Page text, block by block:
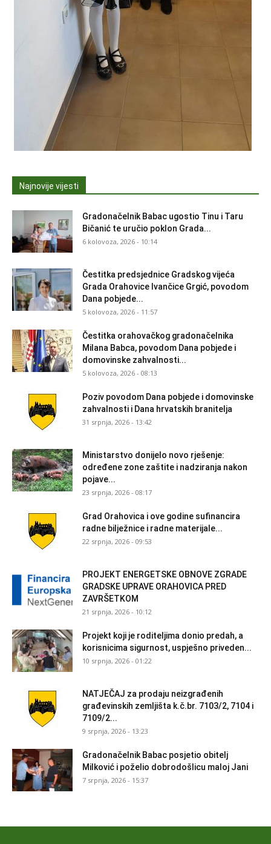
Najnovije vijesti
Gradonačelnik Babac ugostio Tinu i Taru
Bičanić te uručio poklon Grada...
6 kolovoza, 2026 - 10:14
Čestitka predsjednice Gradskog vijeća
Grada Orahovice Ivančice Grgić, povodom
Dana pobjede...
5 kolovoza, 2026 - 11:57
Čestitka orahovačkog gradonačelnika
Milana Babca, povodom Dana pobjede i
domovinske zahvalnosti...
5 kolovoza, 2026 - 08:13
Poziv povodom Dana pobjede i domovinske
zahvalnosti i Dana hrvatskih branitelja
31 srpnja, 2026 - 13:42
Ministarstvo donijelo novo rješenje:
određene zone zaštite i nadziranja nakon
pojave...
23 srpnja, 2026 - 08:17
Grad Orahovica i ove godine sufinancira
radne bilježnice i radne materijale...
22 srpnja, 2026 - 09:53
PROJEKT ENERGETSKE OBNOVE ZGRADE
GRADSKE UPRAVE ORAHOVICA PRED
ZAVRŠETKOM
21 srpnja, 2026 - 10:12
Projekt koji je roditeljima donio predah, a
korisnicima sigurnost, uspješno priveden...
10 srpnja, 2026 - 01:22
NATJEČAJ za prodaju neizgrađenih
građevinskih zemljišta k.č.br. 7103/2, 7104 i
7109/2...
9 srpnja, 2026 - 13:23
Gradonačelnik Babac posjetio obitelj
Milković i poželio dobrodošlicu maloj Jani
7 srpnja, 2026 - 15:37